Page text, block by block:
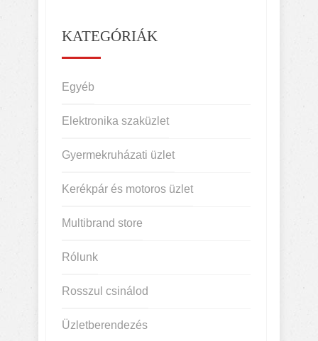
KATEGÓRIÁK
Egyéb
Elektronika szaküzlet
Gyermekruházati üzlet
Kerékpár és motoros üzlet
Multibrand store
Rólunk
Rosszul csinálod
Üzletberendezés